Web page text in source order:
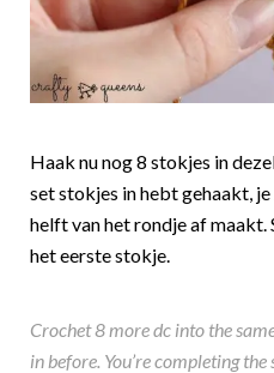
Haak nu nog 8 stokjes in
set stokjes in hebt gehaakt,
helft van het rondje af maakt.
het eerste stokje.
Crochet 8 more dc into the
in before. You’re completing